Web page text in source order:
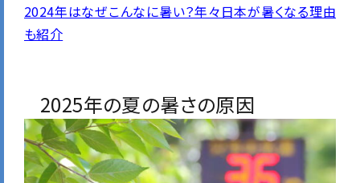
2024年はなぜこんなに暑い？年々日本が暑くなる理由
も紹介
2025年の夏の暑さの原因